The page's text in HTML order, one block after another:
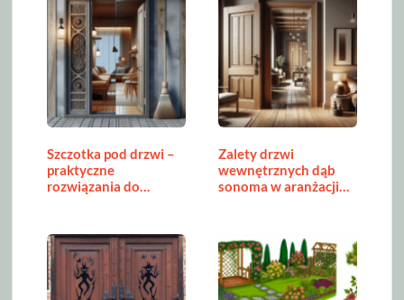
Szczotka pod drzwi –
praktyczne
rozwiązania do
Zalety drzwi
wewnętrznych dąb
sonoma w aranżacji…